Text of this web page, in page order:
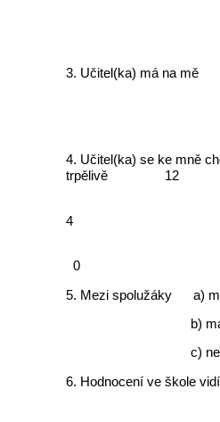
3. Učitel(ka) má na
4. Učitel(ka) se ke
trpělivě 12
4
0
5. Mezi spolužáky
b) mám
c) nemám
6. Hodnocení ve